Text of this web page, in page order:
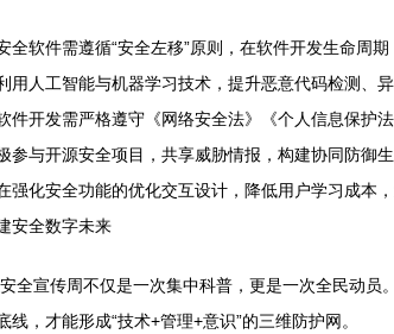
全软件需遵循“安全左移”原则，在软件开发生命周
用人工智能与机器学习技术，提升恶意代码检测、
件开发需严格遵守《网络安全法》《个人信息保护
参与开源安全项目，共享威胁情报，构建协同防御
强化安全功能的优化交互设计，降低用户学习成本
安全数字未来
全宣传周不仅是一次集中科普，更是一次全民动
线，才能形成“技术+管理+意识”的三维防护网。